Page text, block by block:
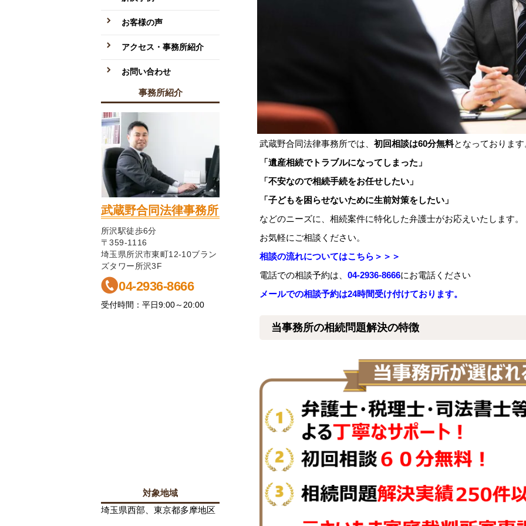
武蔵野合同法律事務所では、 初回相談は60分無料となっております
「遺産相続でトラブルになってしまった」
「不安なので相続手続をお任せしたい」
「子どもを困らせないために生前対策をしたい」
などのニーズに、相続案件に特化した弁護士がお応えいたします。
お気軽にご相談ください。
相談の流れについてはこちら＞＞＞
電話での相談予約は、 04-2936-8666にお電話ください
メールでの相談予約は24時間受け付けております。
当事務所の相続問題解決の特徴
お客様の声
アクセス・事務所紹介
お問い合わせ
事務所紹介
武蔵野合同法律事務所
所沢駅徒歩6分
〒359-1116
埼玉県所沢市東町12-10ブラン
ズタワー所沢3F
04-2936-8666
受付時間：平日9:00～20:00
対象地域
埼玉県西部、東京都多摩地区